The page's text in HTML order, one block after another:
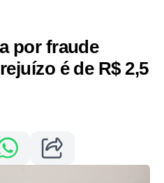
por fraude
é de R$ 2,5